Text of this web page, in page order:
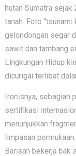
hutan Sumatra
tanah. Foto “tsunami
gelondongan segar
sawit dan tambang
Lingkungan Hidup
dicurigai terlibat
Ironisnya, sebagian
sertifikasi
menunjukkan
limpasan
Barisan bekerja bak